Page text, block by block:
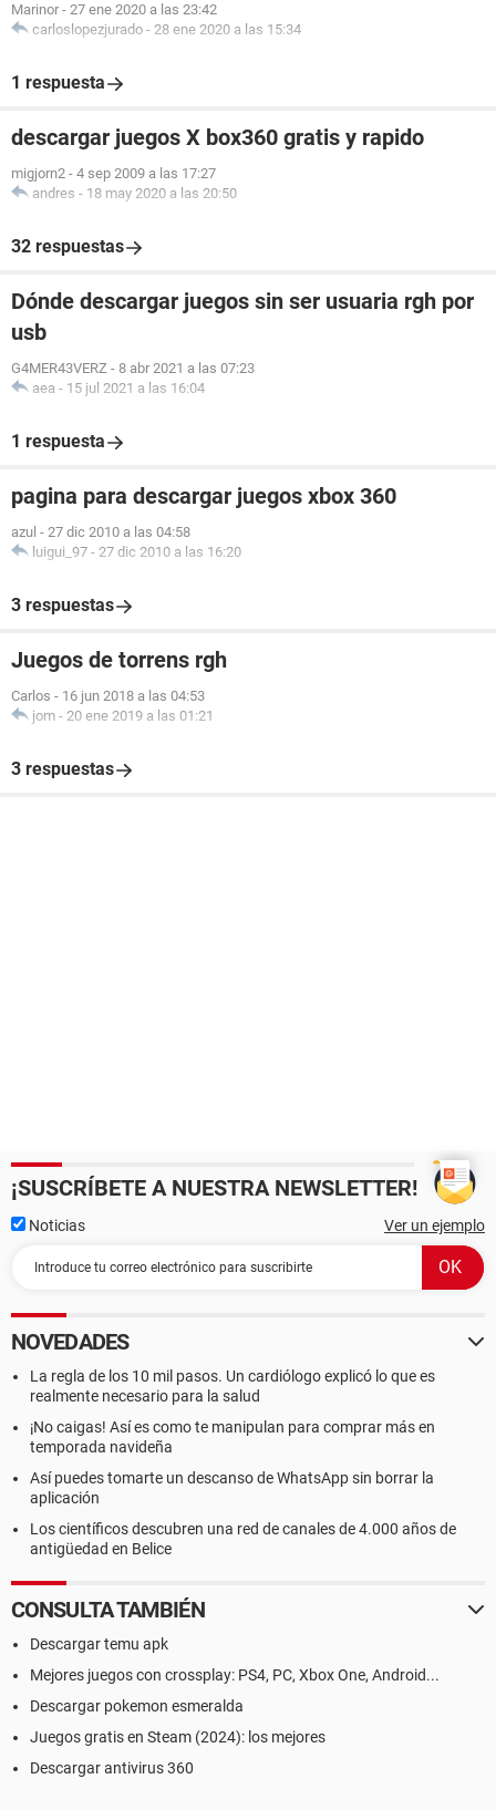
Marinor - 27 ene 2020 a las 23:42
carloslopezjurado - 28 ene 2020 a las 15:34
1 respuesta
descargar juegos X box360 gratis y rapido
migjorn2 - 4 sep 2009 a las 17:27
andres - 18 may 2020 a las 20:50
32 respuestas
Dónde descargar juegos sin ser usuaria rgh por
usb
G4MER43VERZ - 8 abr 2021 a las 07:23
aea - 15 jul 2021 a las 16:04
1 respuesta
pagina para descargar juegos xbox 360
azul - 27 dic 2010 a las 04:58
luigui_97 - 27 dic 2010 a las 16:20
3 respuestas
Juegos de torrens rgh
Carlos - 16 jun 2018 a las 04:53
jom - 20 ene 2019 a las 01:21
3 respuestas
¡SUSCRÍBETE A NUESTRA NEWSLETTER!
Noticias Ver un ejemplo
NOVEDADES
La regla de los 10 mil pasos. Un cardiólogo explicó lo que es
realmente necesario para la salud
¡No caigas! Así es como te manipulan para comprar más en
temporada navideña
Así puedes tomarte un descanso de WhatsApp sin borrar la
aplicación
Los científicos descubren una red de canales de 4.000 años de
antigüedad en Belice
CONSULTA TAMBIÉN
Descargar temu apk
Mejores juegos con crossplay: PS4, PC, Xbox One, Android...
Descargar pokemon esmeralda
Juegos gratis en Steam (2024): los mejores
Descargar antivirus 360